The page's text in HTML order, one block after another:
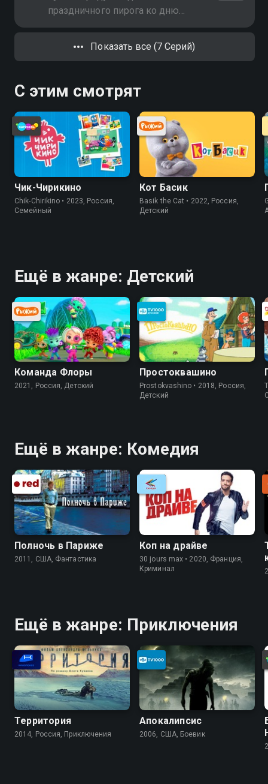
праздничного пирога ко дню
рождения малыша Ипполита
Показать все (7 Серий)
С этим смотрят
Чик-Чирикино
Chik-Chirikino • 2023, Россия,
Cемейный
Кот Басик
Basik the Cat • 2022, Россия,
Детский
Ещё в жанре: Детский
Команда Флоры
2021, Россия, Детский
Простоквашино
Prostokvashino • 2018, Россия,
Детский
Ещё в жанре: Комедия
Полночь в Париже
2011, США, Фантастика
Коп на драйве
30 jours max • 2020, Франция,
Криминал
Ещё в жанре: Приключения
Территория
2014, Россия, Приключения
Апокалипсис
2006, США, Боевик